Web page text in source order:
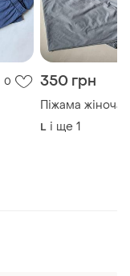
0 350 грн
Піжама жіноча
L і ще 1